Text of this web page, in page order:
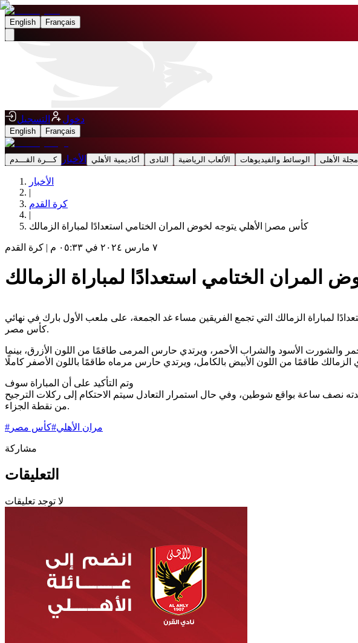
English Français
دخول التسجيل
English Français
كـــرة القـــدم الأخبار أكاديمية الأهلي النادى الألعاب الرياضية الوسائط والفيديوهات مجلة الأهلى
الأخبار
|
كرة القدم
|
كأس مصر| الأهلي يتوجه لخوض المران الختامي استعدادًا لمباراة الزمالك
٧ مارس ٢٠٢٤ في ٠٥:٣٣ م | كرة القدم
الختامي استعدادًا لمباراة الزمالك
لمباراة الزمالك التي تجمع الفريقين مساء غد الجمعة، على ملعب الأول بارك في نهائي
كأس مصر.
والشورت الأسود والشراب الأحمر، ويرتدي حارس المرمى طاقمًا من اللون الأزرق، بينما
نصف ساعة بواقع شوطين، وفي حال استمرار التعادل سيتم الاحتكام إلى ركلات الترجيح
من نقطة الجزاء.
# مران الأهلي#كأس مصر
مشاركة
التعليقات
لا توجد تعليقات